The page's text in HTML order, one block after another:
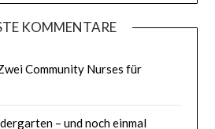
KOMMENTARE
Community Nurses für
– und noch einmal